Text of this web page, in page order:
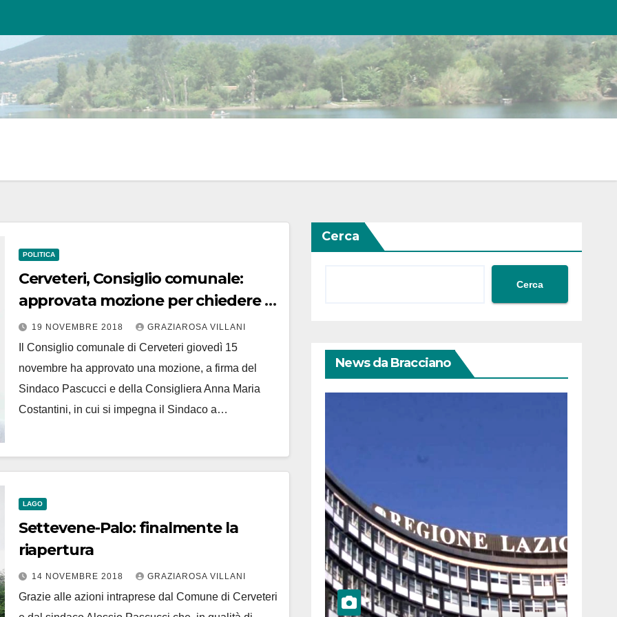
POLITICA
Cerveteri, Consiglio comunale:
approvata mozione per chiedere la
modifica del decreto Salvini
19 NOVEMBRE 2018 GRAZIAROSA VILLANI
Il Consiglio comunale di Cerveteri giovedì 15
novembre ha approvato una mozione, a firma del
Sindaco Pascucci e della Consigliera Anna Maria
Costantini, in cui si impegna il Sindaco a…
LAGO
Settevene-Palo: finalmente la
riapertura
14 NOVEMBRE 2018 GRAZIAROSA VILLANI
Grazie alle azioni intraprese dal Comune di Cerveteri
Cerca
Cerca
News da Bracciano